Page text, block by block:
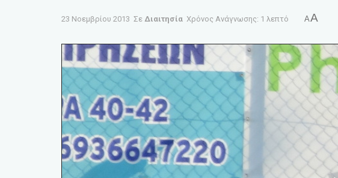
23 Νοεμβρίου 2013 Σε Διαιτησία Χρόνος Ανάγνωσης: 1 λεπτό AA